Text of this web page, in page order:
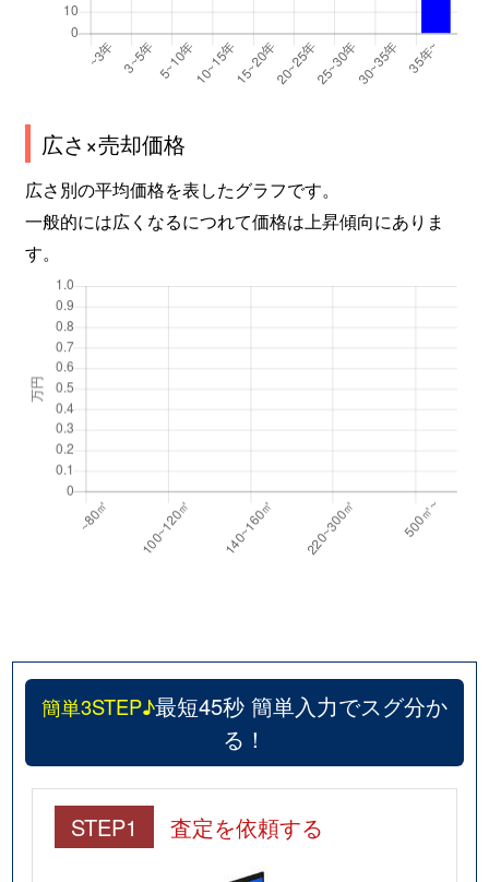
広さ×売却価格
広さ別の平均価格を表したグラフです。
一般的には広くなるにつれて価格は上昇傾向にありま
す。
簡単3STEP♪最短45秒 簡単入力でスグ分か
る！
STEP1 査定を依頼する